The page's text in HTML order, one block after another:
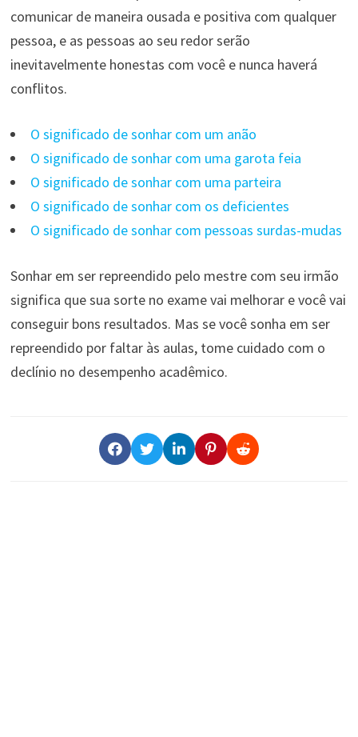
comunicar de maneira ousada e positiva com qualquer
pessoa, e as pessoas ao seu redor serão
inevitavelmente honestas com você e nunca haverá
conflitos.
O significado de sonhar com um anão
O significado de sonhar com uma garota feia
O significado de sonhar com uma parteira
O significado de sonhar com os deficientes
O significado de sonhar com pessoas surdas-mudas
Sonhar em ser repreendido pelo mestre com seu irmão
significa que sua sorte no exame vai melhorar e você vai
conseguir bons resultados. Mas se você sonha em ser
repreendido por faltar às aulas, tome cuidado com o
declínio no desempenho acadêmico.